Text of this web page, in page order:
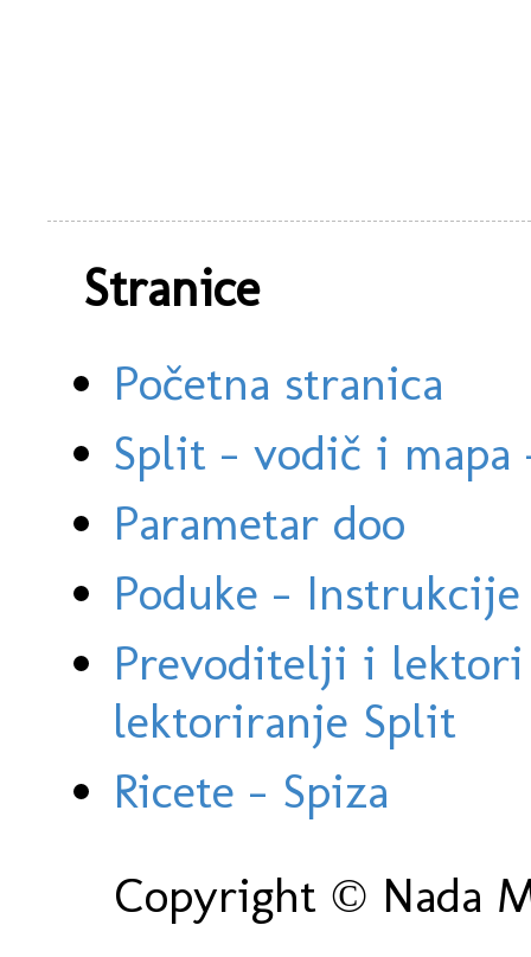
Stranice
Početna stranica
Split - vodič i
Parametar doo
Poduke -
Prevoditelji i
lektoriranje Split
Ricete - Spiza
Copyright © Nada